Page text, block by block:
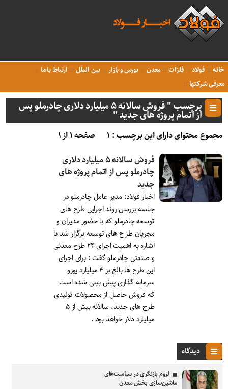
خانه فولاد فلزات معدن بورس و بازار بین الملل
ارتباط با ما
معرفی شرکتها
برچسب " فروش سالانه ۵ میلیارد دلاری چادرملو پس
از اتمام پروژه های جدید "
مجموع محتوای دارای این برچسب : ۱
صفحه ۱ از ۱
فروش سالانه ۵ میلیارد دلاری
چادرملو پس از اتمام پروژه های
جدید
اخبار فولاد: مدیر عامل چادرملو در
جلسه بررسی روند اجرایی طرح های
توسعه چادرملو که با حضور مدیران و
مجریان طر ح های توسعه برگزار شد با
اشاره به اهمیت اجرای ۲۴ طرح معدنی
و صنعتی چادرملو گفت : برای اجرای
این طرح ها بالغ بر ۴ میلیارد یورو
سرمایه گذاری پیش بینی شده است
که فروش حاصل از محصولات تولیدی
طرح های جدید، سالانه بیش از ۵
میلیارد دلار خواهد بود .
دیدگاه
لزوم بازنگری در سیاست‌های
ماشین‌سازی بخش معدن